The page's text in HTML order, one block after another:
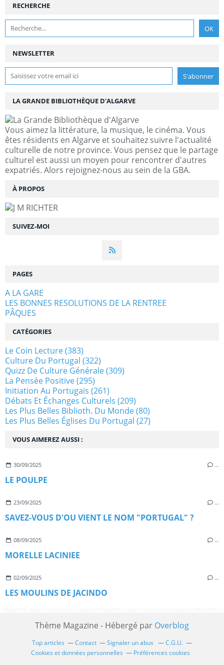
NEWSLETTER
SUIVEZ-MOI
RECHERCHE
LA GRANDE BIBLIOTHÈQUE D'ALGARVE
Vous aimez la littérature, la musique, le cinéma. Vous
êtes résidents en Algarve et souhaitez suivre l'actualité
culturelle de notre province. Vous pensez que le partage
culturel est aussi un moyen pour rencontrer d'autres
expatriés. Alors rejoignez-nous au sein de la GBA.
À PROPOS
VOUS AIMEREZ AUSSI :
30/09/2025 …
LE POULPE
23/09/2025 …
SAVEZ-VOUS D'OU VIENT LE NOM "PORTUGAL" ?
08/09/2025 …
MORELLE LACINIEE
02/09/2025 …
LES MOULINS DE JACINDO
PAGES
A LA GARE
LES BONNES RESOLUTIONS DE LA RENTREE
PÂQUES
CATÉGORIES
Le Coin Lecture(383)
Culture Du Portugal (322)
Quizz De Culture Générale(309)
La Pensée Positive(295)
Initiation Au Portugais (261)
Débats Et Échanges Culturels (209)
Les Plus Belles Biblioth. Du Monde(80)
Les Plus Belles Églises Du Portugal (27)
Thème Magazine - Hébergé par Overblog
Top articles Contact Signaler un abus
C.G.U.
Cookies et données personnelles
Préférences cookies